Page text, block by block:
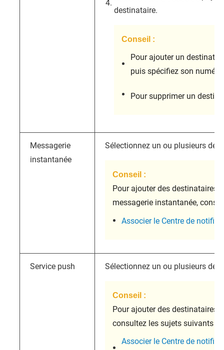
destinataire.
Conseil :
Pour ajouter un
puis spécifiez son
Pour supprimer un
Messagerie
instantanée
Sélectionnez un ou plusieurs
Conseil :
Pour ajouter des destinataires
messagerie instantanée,
Associer le Centre de
Service push Sélectionnez un ou plusieurs
Conseil :
Pour ajouter des destinataires
consultez les sujets suivants :
Associer le Centre de